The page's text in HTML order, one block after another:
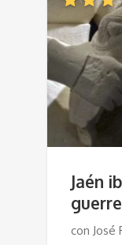
Jaén
con José